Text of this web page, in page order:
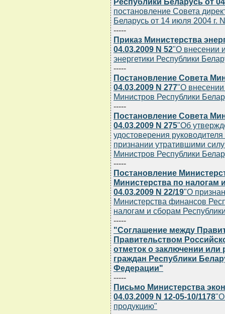
постановление Совета
Беларусь от 14 июля 2004 г.
-----
Приказ Министерства
04.03.2009 N 52"О внесении
энергетики Республики
-----
Постановление Совета
04.03.2009 N 277"О
Министров Республики
-----
Постановление Совета
04.03.2009 N 275"Об
удостоверения
признании утратившими
Министров Республики
-----
Постановление
Министерства по налогам
04.03.2009 N 22/19"О
Министерства финансов
налогам и сборам
-----
"Соглашение между
Правительством
отметок о заключении или
граждан Республики
Федерации"
-----
Письмо Министерства
04.03.2009 N 12-05-10/1178"О
продукцию"